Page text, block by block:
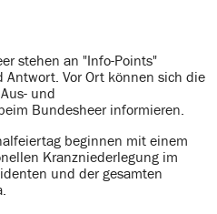
stehen an "Info-Points"
Vor Ort können sich die
und
Bundesheer informieren.
beginnen mit einem
Kranzniederlegung im
und der gesamten